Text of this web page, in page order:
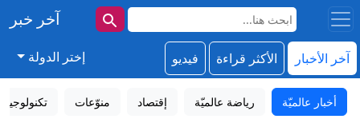
آخر خبر
آخر الأخبار الأكثر قراءة فيديو إختر الدولة
أخبار عالميّة رياضة عالميّة إقتصاد منوّعات تكنولوجيا